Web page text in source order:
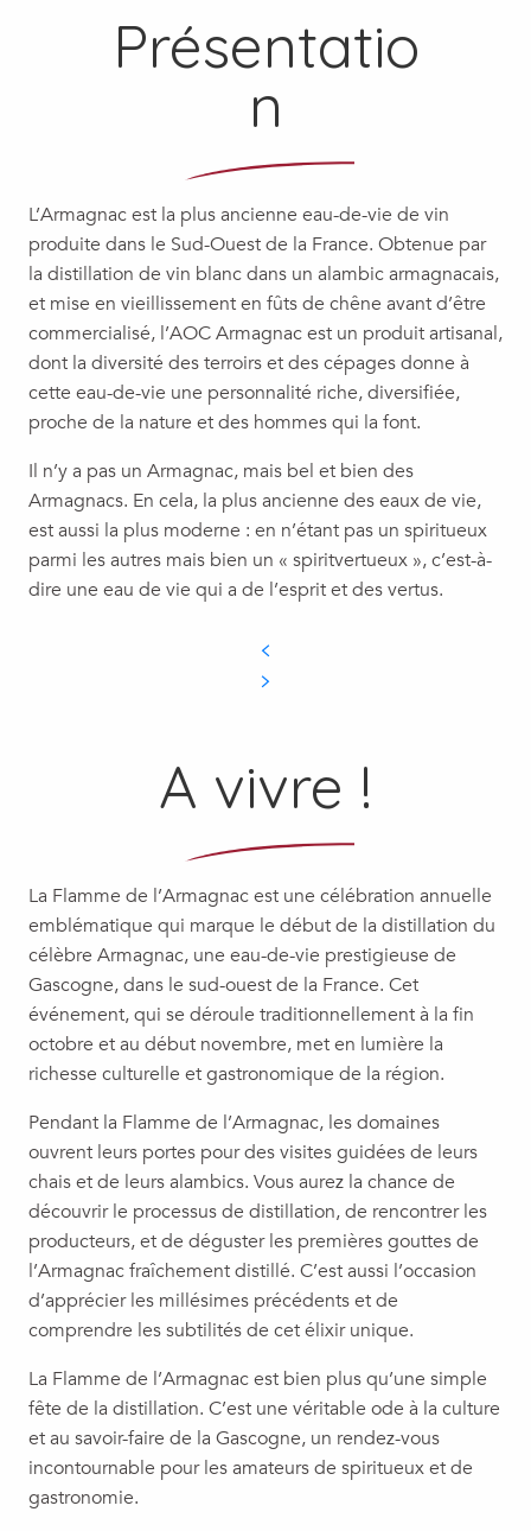
Présentatio
n
L’Armagnac est la plus ancienne eau-de-vie de vin
produite dans le Sud-Ouest de la France. Obtenue par
la distillation de vin blanc dans un alambic armagnacais,
et mise en vieillissement en fûts de chêne avant d’être
commercialisé, l’AOC Armagnac est un produit artisanal,
dont la diversité des terroirs et des cépages donne à
cette eau-de-vie une personnalité riche, diversifiée,
proche de la nature et des hommes qui la font.
Il n’y a pas un Armagnac, mais bel et bien des
Armagnacs. En cela, la plus ancienne des eaux de vie,
est aussi la plus moderne : en n’étant pas un spiritueux
parmi les autres mais bien un « spiritvertueux », c’est-à-
dire une eau de vie qui a de l’esprit et des vertus.
A vivre !
La Flamme de l’Armagnac est une célébration annuelle
emblématique qui marque le début de la distillation du
célèbre Armagnac, une eau-de-vie prestigieuse de
Gascogne, dans le sud-ouest de la France. Cet
événement, qui se déroule traditionnellement à la fin
octobre et au début novembre, met en lumière la
richesse culturelle et gastronomique de la région.
Pendant la Flamme de l’Armagnac, les domaines
ouvrent leurs portes pour des visites guidées de leurs
chais et de leurs alambics. Vous aurez la chance de
découvrir le processus de distillation, de rencontrer les
producteurs, et de déguster les premières gouttes de
l’Armagnac fraîchement distillé. C’est aussi l’occasion
d’apprécier les millésimes précédents et de
comprendre les subtilités de cet élixir unique.
La Flamme de l’Armagnac est bien plus qu’une simple
fête de la distillation. C’est une véritable ode à la culture
et au savoir-faire de la Gascogne, un rendez-vous
incontournable pour les amateurs de spiritueux et de
gastronomie.